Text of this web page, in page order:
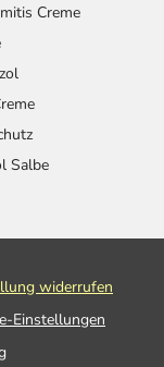
oder
Sie sich
vor allem
mindestens
Creme
Salbe
widerrufen
Einstellungen